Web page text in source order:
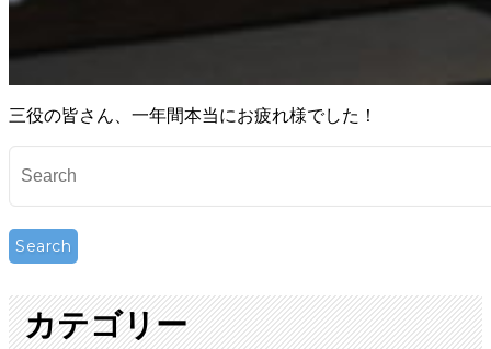
三役の皆さん、一年間本当にお疲れ様でした！
カテゴリー